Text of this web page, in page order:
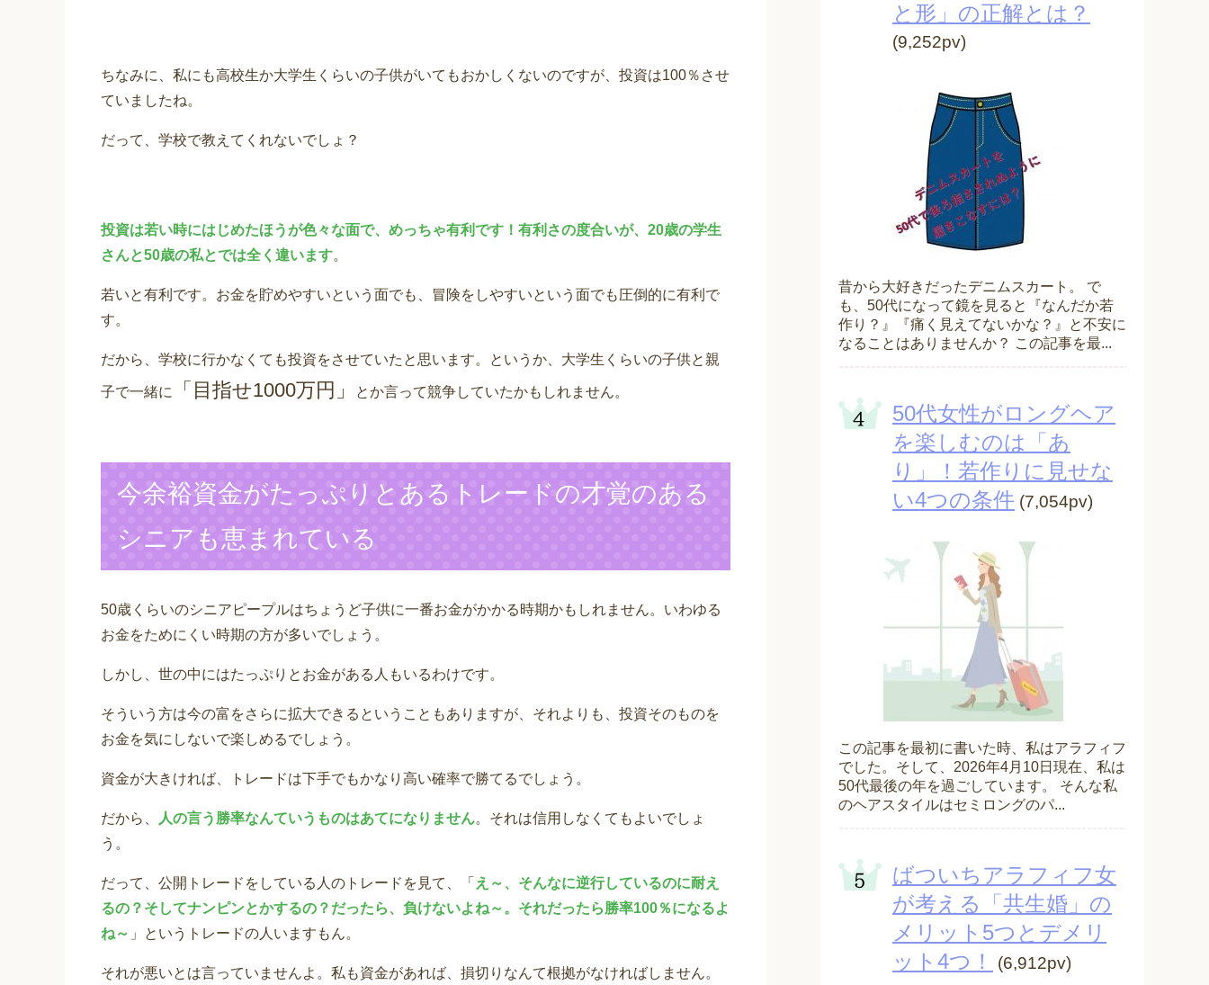
ちなみに、私にも高校生か大学生くらいの子供がいてもおかしくないのですが、投資は100％させ
ていましたね。
だって、学校で教えてくれないでしょ？
投資は若い時にはじめたほうが色々な面で、めっちゃ有利です！有利さの度合いが、20歳の学生
さんと50歳の私とでは全く違います。
若いと有利です。お金を貯めやすいという面でも、冒険をしやすいという面でも圧倒的に有利で
す。
だから、学校に行かなくても投資をさせていたと思います。というか、大学生くらいの子供と親
子で一緒に 「目指せ1000万円」 とか言って競争していたかもしれません。
今余裕資金がたっぷりとあるトレードの才覚のある
シニアも恵まれている
50歳くらいのシニアピープルはちょうど子供に一番お金がかかる時期かもしれません。いわゆる
お金をためにくい時期の方が多いでしょう。
しかし、世の中にはたっぷりとお金がある人もいるわけです。
そういう方は今の富をさらに拡大できるということもありますが、それよりも、投資そのものを
お金を気にしないで楽しめるでしょう。
資金が大きければ、トレードは下手でもかなり高い確率で勝てるでしょう。
だから、 人の言う勝率なんていうものはあてになりません。それは信用しなくてもよいでしょ
う。
だって、公開トレードをしている人のトレードを見て、「 え～、そんなに逆行しているのに耐え
るの？そしてナンピンとかするの？だったら、負けないよね～。それだったら勝率100％になるよ
ね～ 」というトレードの人いますもん。
それが悪いとは言っていませんよ。私も資金があれば、損切りなんて根拠がなければしません。
と形」の正解とは？
(9,252pv)
昔から大好きだったデニムスカート。 で
も、50代になって鏡を見ると『なんだか若
作り？』『痛く見えてないかな？』と不安に
なることはありませんか？ この記事を最...
50代女性がロングヘア
を楽しむのは「あ
り」！若作りに見せな
い4つの条件 (7,054pv)
この記事を最初に書いた時、私はアラフィフ
でした。そして、2026年4月10日現在、私は
50代最後の年を過ごしています。 そんな私
のヘアスタイルはセミロングのパ...
ばついちアラフィフ女
が考える「共生婚」の
メリット5つとデメリ
ット4つ！
(6,912pv)